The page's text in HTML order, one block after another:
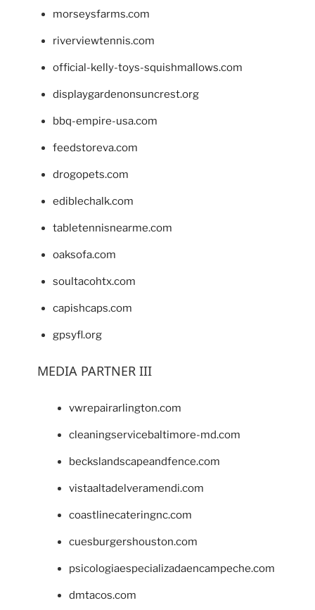
morseysfarms.com
riverviewtennis.com
official-kelly-toys-squishmallows.com
displaygardenonsuncrest.org
bbq-empire-usa.com
feedstoreva.com
drogopets.com
ediblechalk.com
tabletennisnearme.com
oaksofa.com
soultacohtx.com
capishcaps.com
gpsyfl.org
MEDIA PARTNER III
vwrepairarlington.com
cleaningservicebaltimore-md.com
beckslandscapeandfence.com
vistaaltadelveramendi.com
coastlinecateringnc.com
cuesburgershouston.com
psicologiaespecializadaencampeche.com
dmtacos.com